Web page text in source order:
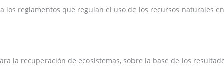
los reglamentos que regulan el uso de los recursos naturales
la recuperación de ecosistemas, sobre la base de los